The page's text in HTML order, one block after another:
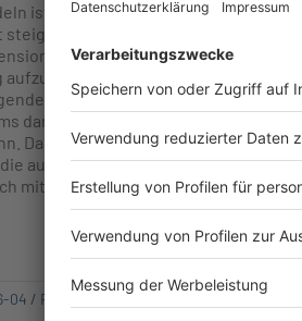
ist seit jeher mit Risiken
Vielschichtigkeit und
der Nachhaltigkeit machen es
Sie zu managen, zählt
Beitrag stellt daher systematisch
dar und zeigt auf, wie ein adäquates
Dabei integriert die Autorin auch
aus Interviews vom Oktober 2023
mit den Grenzen denen
04 / RuW-online